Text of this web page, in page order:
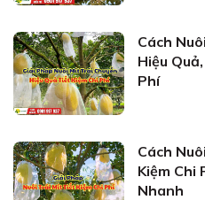
Cách
Hiệu
Phí
Cách
Kiệm Chi
Nhanh